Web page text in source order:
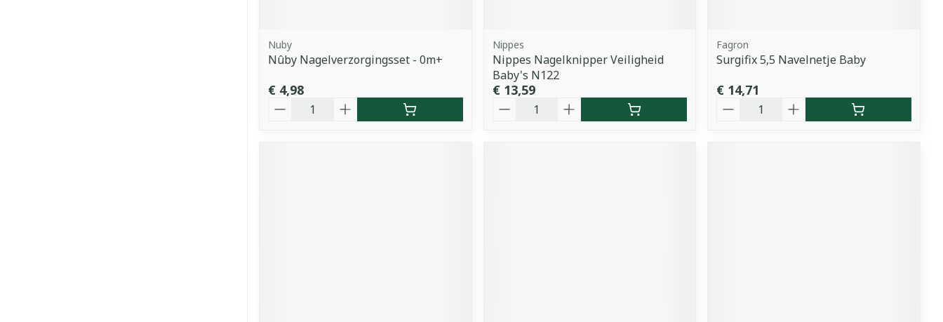
Nuby
Nûby Nagelverzorgingsset - 0m+
€ 4,98
Nippes
Nippes Nagelknipper Veiligheid
Baby's N122
€ 13,59
Fagron
Surgifix 5,5 Navelnetje Baby
€ 14,71